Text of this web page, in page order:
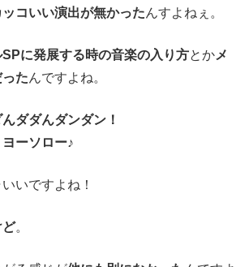
ッコいい演出が無かったんすよねぇ。
に発展する時の音楽の入り方とかメ
たんですよね。
ダダんダンダン！
ーソロー♪
いですよね！
ど。